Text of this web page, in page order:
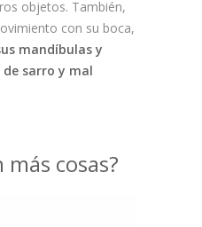
objetos. También,
con su boca,
mandíbulas y
sarro y mal
cosas?